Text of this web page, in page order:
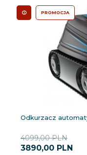
PROMOCJA
Odkurzacz
3890,00 PLN
4099,00 PLN